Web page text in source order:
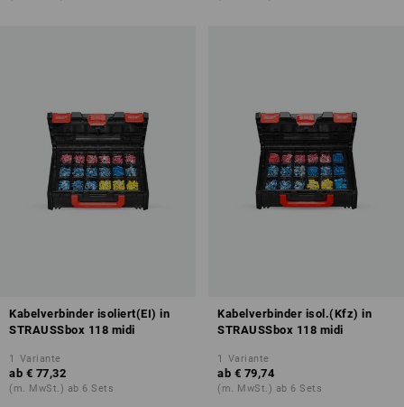
Kabelverbinder isoliert(EI) in
STRAUSSbox 118 midi
1 Variante
ab € 77,32
(m. MwSt.) ab 6 Sets
Kabelverbinder isol.(Kfz) in
STRAUSSbox 118 midi
1 Variante
ab € 79,74
(m. MwSt.) ab 6 Sets